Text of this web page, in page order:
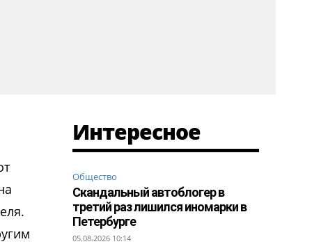
Интересное
Общество
Скандальный автоблогер в
третий раз лишился иномарки в
Петербурге
05.08.2026 10:14